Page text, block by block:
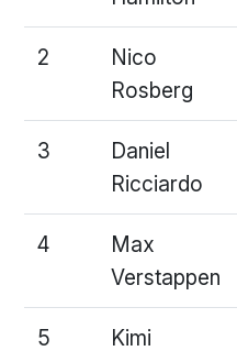
2
Nico
Rosberg
3
Daniel
Ricciardo
4
Max
Verstappen
5
Kimi